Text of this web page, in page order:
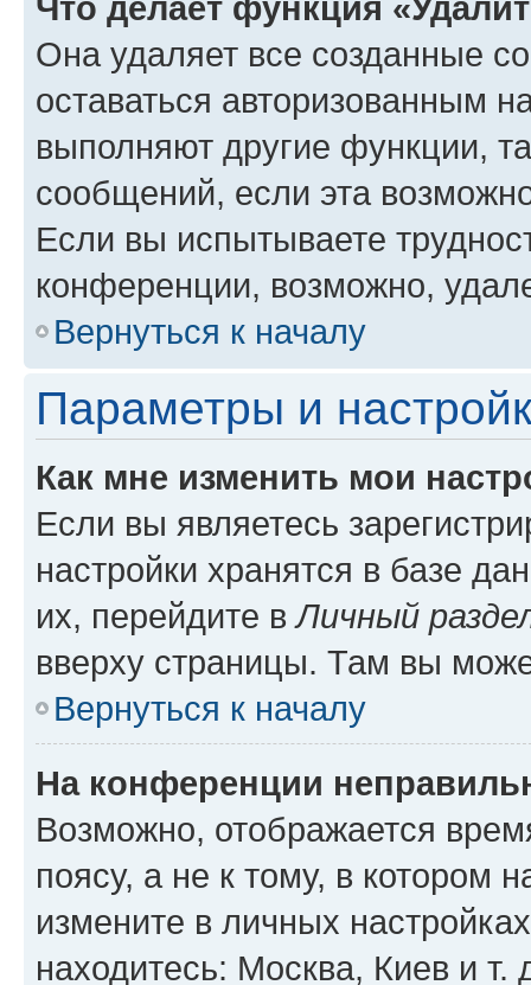
Она удаляет все созданные
оставаться авторизованным
выполняют другие функции,
сообщений, если эта
Если вы испытываете
конференции, возможно,
Вернуться к началу
Параметры и
Как мне изменить мои
Если вы являетесь
настройки хранятся в базе
их, перейдите вЛичный
вверху страницы. Там вы
Вернуться к началу
На конференции
Возможно, отображается
поясу, а не к тому, в котором
измените в личных
находитесь: Москва, Киев и т.